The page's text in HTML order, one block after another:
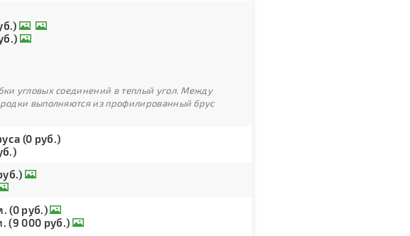
угловых соединений в теплый угол. Между
выполняются из профилированный брус
(0 руб.)
(0 руб.)
(9 000 руб.)